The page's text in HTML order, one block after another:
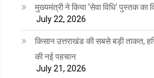
मुख्यमंत्री ने किया ‘सेवा विधि‘ पुस्तक का
July 22, 2026
किसान उत्तराखंड की सबसे बड़ी ताकत,
की नई पहचान
July 21, 2026